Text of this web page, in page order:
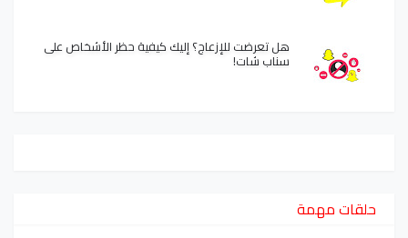
هل تعرضت للإزعاج؟ إليك كيفية حظر الأشخاص على
سناب شات!
حلقات مهمة